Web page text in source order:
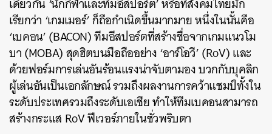
เรียกว่า ‘เกมเมอร์’ ก็ถือกำเนิดขึ้นมากมาย หนึ่งในนั้นคือ
‘เบคอน’ (BACON) ทีมอีสปอร์ตที่สร้างชื่อจากเกมแนวโม
บา (MOBA) สุดฮิตบนมือถืออย่าง ‘อาร์โอวี’ (RoV) และ
ด้วยฟอร์มการเล่นอันร้อนแรงน่าจับตามอง บวกกับบุคลิก
ผู้เล่นอันเป็นเอกลักษณ์ รวมถึงผลงานการคว้าแชมป์ทั้งใน
ระดับประเทศรวมถึงระดับเอเชีย ทำให้ทีมเบคอนสามารถ
สร้างกระแส RoV ฟีเวอร์ภายในชั่วพริบตา